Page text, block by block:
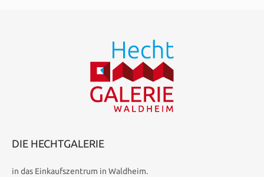
DIE HECHTGALERIE
in das Einkaufszentrum in Waldheim.